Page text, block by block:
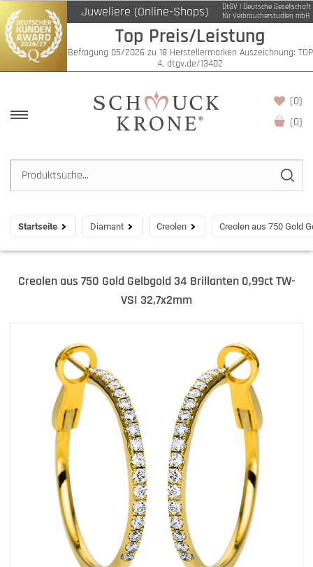
Juweliere (Online-Shops)
DtGV | Deutsche Gesellschaft
für Verbraucherstudien mbH
Top Preis/Leistung
Befragung 05/2026 zu 18 Herstellermarken Auszeichnung: TOP
4, dtgv.de/13402
(0)
(0)
Startseite Diamant Creolen Creolen aus 750 Gold
Creolen aus 750 Gold Gelbgold 34 Brillanten 0,99ct TW-
VSI 32,7x2mm